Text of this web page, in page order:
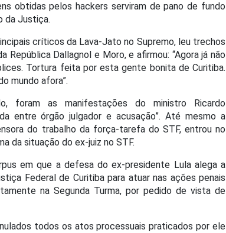
obtidas pelos hackers serviram de pano de fundo
da Justiça.
críticos da Lava-Jato no Supremo, leu trechos
Dallagnol e Moro, e afirmou: “Agora já não
Tortura feita por esta gente bonita de Curitiba.
mundo afora”.
foram as manifestações do ministro Ricardo
entre órgão julgador e acusação”. Até mesmo a
do trabalho da força-tarefa do STF, entrou no
da situação do ex-juiz no STF.
em que a defesa do ex-presidente Lula alega a
Federal de Curitiba para atuar nas ações penais
na Segunda Turma, por pedido de vista de
todos os atos processuais praticados por ele